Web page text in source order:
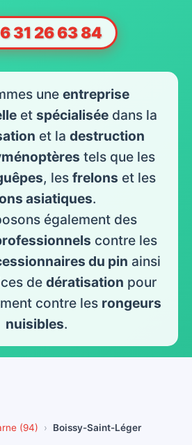
31 26 63 84
une entreprise
et spécialisée dans la
et la destruction
tels que les
, les frelons et les
asiatiques.
également des
contre les
du pin ainsi
de dératisation pour
contre les rongeurs
nuisibles.
(94) Boissy-Saint-Léger